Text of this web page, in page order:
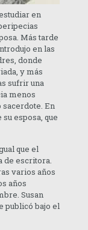
en
Más tarde
en las
donde
y más
sufrir una
menos
En
esposa, que
que el
de escritora.
varios años
años
Susan
publicó bajo el